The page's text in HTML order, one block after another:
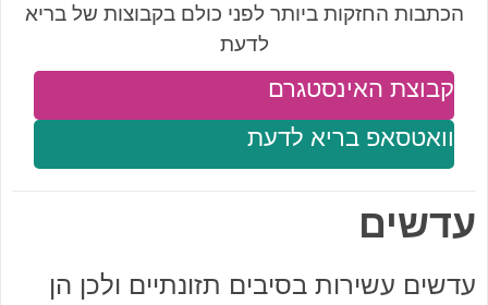
הכתבות החזקות ביותר לפני כולם בקבוצות של בריא
לדעת
וואטסאפ בריא לדעת
קבוצת האינסטגרם
עדשים
עדשים עשירות בסיבים תזונתיים ולכן הן